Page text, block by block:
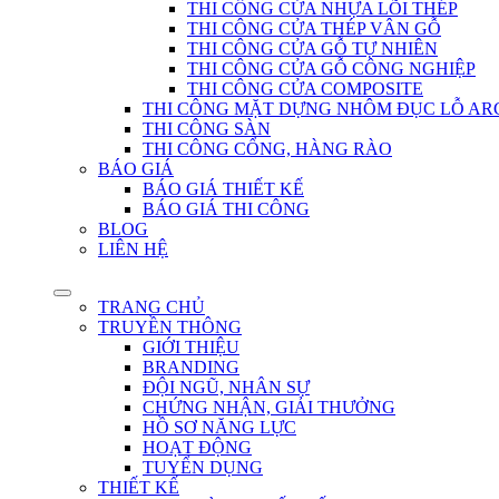
THI CÔNG CỬA NHỰA LÕI THÉP
THI CÔNG CỬA THÉP VÂN GỖ
THI CÔNG CỬA GỖ TỰ NHIÊN
THI CÔNG CỬA GỖ CÔNG NGHIỆP
THI CÔNG CỬA COMPOSITE
THI CÔNG MẶT DỰNG NHÔM ĐỤC LỖ
THI CÔNG SÀN
THI CÔNG CỔNG, HÀNG RÀO
BÁO GIÁ
BÁO GIÁ THIẾT KẾ
BÁO GIÁ THI CÔNG
BLOG
LIÊN HỆ
TRANG CHỦ
TRUYỀN THÔNG
GIỚI THIỆU
BRANDING
ĐỘI NGŨ, NHÂN SỰ
CHỨNG NHẬN, GIẢI THƯỞNG
HỒ SƠ NĂNG LỰC
HOẠT ĐỘNG
TUYỂN DỤNG
THIẾT KẾ